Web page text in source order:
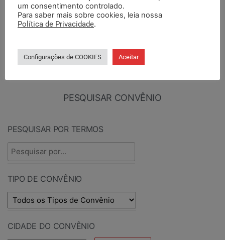
TIPO DE DOCUMENTO PUBLICADOS ENTRE
PESQUISAR CONVÊNIO
PESQUISAR POR TERMOS
TIPO DE CONVÊNIO
CIDADE DO CONVÊNIO
um consentimento controlado.
Para saber mais sobre cookies, leia nossa
Política de Privacidade.
Configurações de COOKIES Aceitar